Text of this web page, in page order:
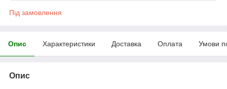
Під замовлення
Опис Характеристики Доставка Оплата Умови
Опис